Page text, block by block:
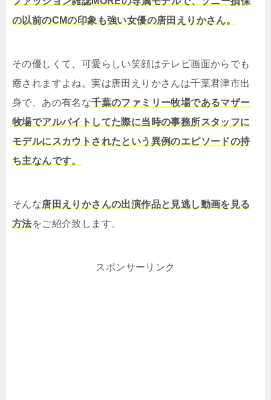
の以前のCMの印象も強い女優の唐田えりかさん。
その優しくて、可愛らしい笑顔はテレビ画面からでも
癒されますよね。実は唐田えりかさんは千葉君津市出
身で、あの有名な千葉のファミリー牧場であるマザー
牧場でアルバイトしてた際に当時の事務所スタッフに
モデルにスカウトされたという異例のエピソードの持
ち主なんです。
そんな唐田えりかさんの出演作品と見逃し動画を見る
方法をご紹介致します。
スポンサーリンク